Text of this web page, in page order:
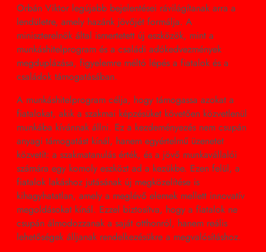
Orbán Viktor legújabb bejelentései rávilágítanak arra a
lendületre, amely hazánk jövőjét formálja. A
miniszterelnök által ismertetett új eszközök, mint a
munkáshitelprogram és a családi adókedvezmények
megduplázása, figyelemre méltó lépés a fiatalok és a
családok támogatásában.
A munkáshitelprogram célja, hogy támogassa azokat a
fiatalokat, akik a szakmai képzésüket követően közvetlenül
munkába kívánnak állni. Ez a kezdeményezés nem csupán
anyagi támogatást kínál, hanem egyértelmű üzenetet
közvetít: a szakmatanulás érték, és a jövő munkavállalói
számára egy komoly eszközt ad a kezükbe. Ezen felül, a
fiatalok lakáshoz jutásának új megközelítése is
kihagyhatatlan, amely a meglévő elemek mellett innovatív
megoldásokat kínál. Ezzel biztosítva, hogy a fiatalok ne
csupán álmodozzanak a saját otthonról, hanem reális
lehetőségek álljanak rendelkezésükre a megvalósításhoz.